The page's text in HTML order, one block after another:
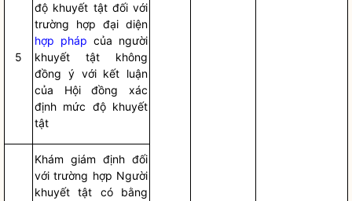
5
độ khuyết tật đối với
trường hợp đại diện
hợp pháp của người
khuyết tật không
đồng ý với kết luận
của Hội đồng xác
định mức độ khuyết
tật
Khám giám định đối
với trường hợp Người
khuyết tật có bằng